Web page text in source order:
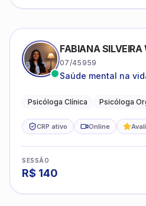
FABIANA SILVEIRA
07/45959
Saúde mental na
Psicóloga Clínica Psicóloga
CRP ativo Online
SESSÃO
R$ 140